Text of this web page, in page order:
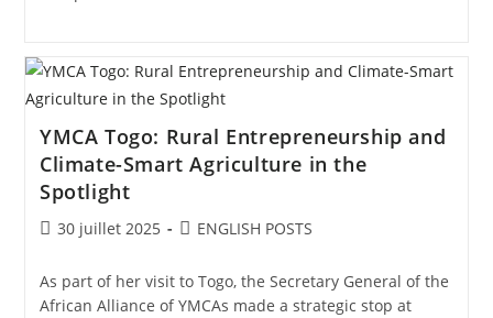
YMCA Togo: Rural Entrepreneurship and
Climate-Smart Agriculture in the
Spotlight
30 juillet 2025 ENGLISH POSTS
As part of her visit to Togo, the Secretary General of the
African Alliance of YMCAs made a strategic stop at